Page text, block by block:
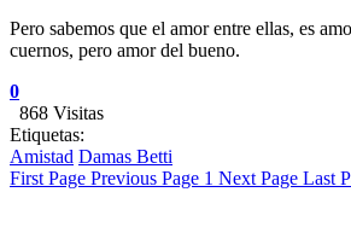
Pero sabemos que el amor entre ellas, es
cuernos, pero amor del bueno.
0
868 Visitas
Etiquetas:
Amistad Damas Betti
First Page Previous Page 1 Next Page Last